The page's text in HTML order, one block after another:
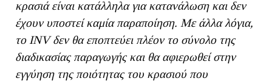
κρασιά είναι κατάλληλα για κατανάλωση και δεν
έχουν υποστεί καμία παραποίηση. Με άλλα λόγια,
το INV δεν θα εποπτεύει πλέον το σύνολο της
διαδικασίας παραγωγής και θα αφιερωθεί στην
εγγύηση της ποιότητας του κρασιού που